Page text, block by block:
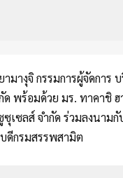
มางุจิ กรรมการผู้จัดการ
ด พร้อมด้วย มร. ทาคาชิ ฮ
เซลส์ จำกัด ร่วมลงนาม
กรมสรรพสามิต